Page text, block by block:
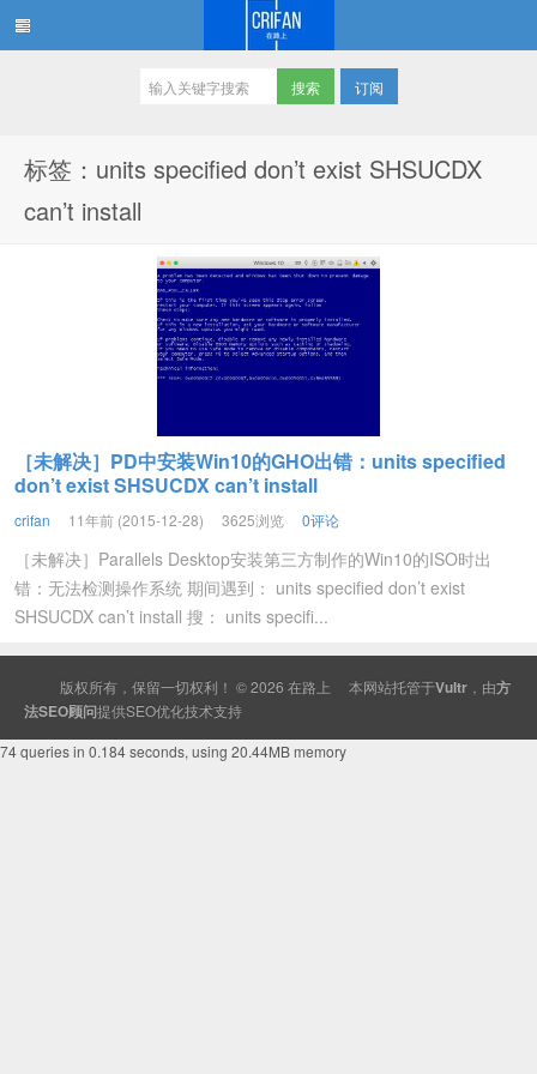
订阅
标签：units specified don’t exist SHSUCDX
can’t install
［未解决］PD中安装Win10的GHO出错：units specified
don’t exist SHSUCDX can’t install
crifan 11年前 (2015-12-28) 3625浏览 0评论
［未解决］Parallels Desktop安装第三方制作的Win10的ISO时出
错：无法检测操作系统 期间遇到： units specified don’t exist
SHSUCDX can’t install 搜： units specifi...
版权所有，保留一切权利！ © 2026 在路上 本网站托管于Vultr ，由方
法SEO顾问提供SEO优化技术支持
74 queries in 0.184 seconds, using 20.44MB memory